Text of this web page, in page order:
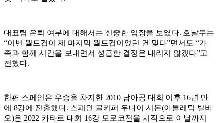
대표팀 은퇴 여부에 대해서는 신중한 입장을 보였다. 호날두는
“이번 월드컵이 제 마지막 월드컵이었던 건 맞다”면서도 “가
족과 함께 시간을 보내면서 성급한 결정은 내리지 않겠다”고
전했다.
한편 스페인은 우승을 차지한 2010 남아공 대회 이후 16년 만
에 8강에 진출했다. 스페인 골키퍼 우나이 시몬(아틀레틱 빌바
오)은 2022 카타르 대회 16강 모로코전을 시작으로 이날까지